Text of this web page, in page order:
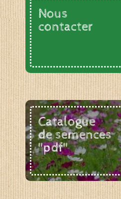
Nous
contacter
Catalogue
de semences
"pdf"